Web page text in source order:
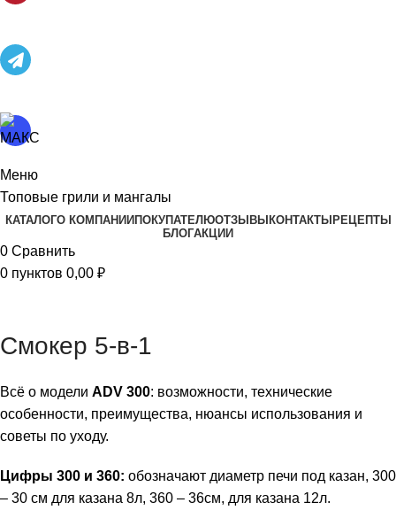
Меню
Топовые грили и мангалы
КАТАЛОГО КОМПАНИИ ПОКУПАТЕЛЮОТЗЫВЫ КОНТАКТЫ РЕЦЕПТЫ
БЛОГАКЦИИ
0 Сравнить
0 пунктов 0,00 ₽
Смокер 5-в-1
Всё о модели ADV 300: возможности, технические
особенности, преимущества, нюансы использования и
советы по уходу.
Цифры 300 и 360: обозначают диаметр печи под казан, 300
– 30 см для казана 8л, 360 – 36см, для казана 12л.